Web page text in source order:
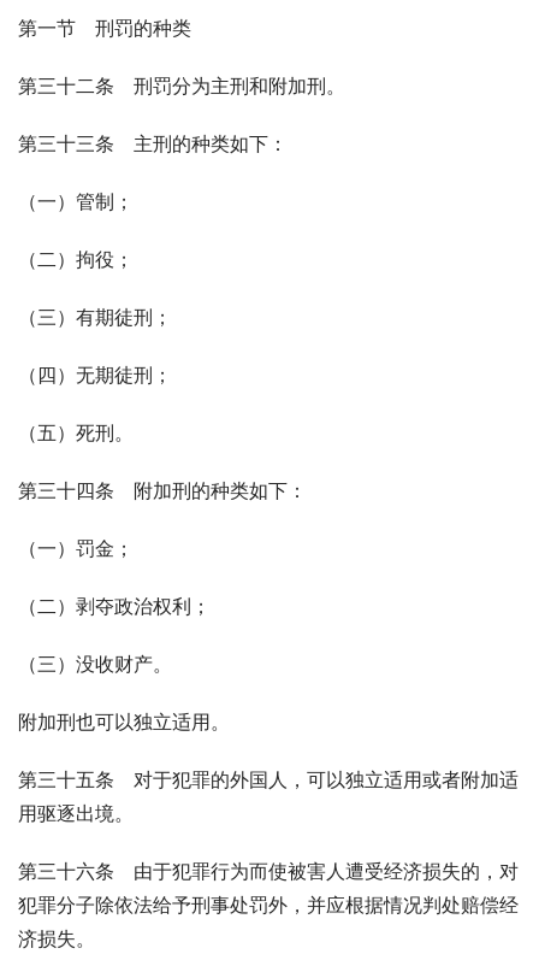
第一节　刑罚的种类
第三十二条　刑罚分为主刑和附加刑。
第三十三条　主刑的种类如下：
（一）管制；
（二）拘役；
（三）有期徒刑；
（四）无期徒刑；
（五）死刑。
第三十四条　附加刑的种类如下：
（一）罚金；
（二）剥夺政治权利；
（三）没收财产。
附加刑也可以独立适用。
第三十五条　对于犯罪的外国人，可以独立适用或者附加适
用驱逐出境。
第三十六条　由于犯罪行为而使被害人遭受经济损失的，对
犯罪分子除依法给予刑事处罚外，并应根据情况判处赔偿经
济损失。